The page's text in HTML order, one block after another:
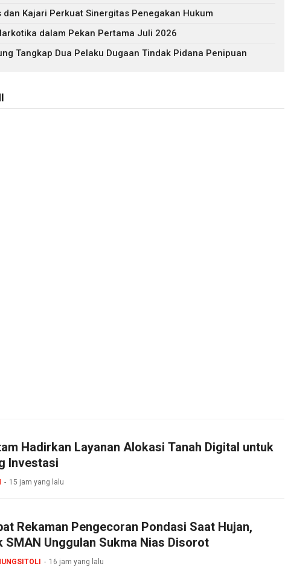
Kajari Perkuat Sinergitas Penegakan Hukum
dalam Pekan Pertama Juli 2026
Tangkap Dua Pelaku Dugaan Tindak Pidana Penipuan
Hadirkan Layanan Alokasi Tanah Digital untuk
Investasi
15 jam yang lalu
Rekaman Pengecoran Pondasi Saat Hujan,
SMAN Unggulan Sukma Nias Disorot
16 jam yang lalu